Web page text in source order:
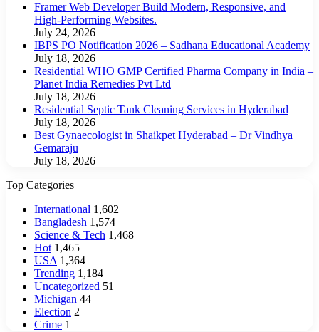
Framer Web Developer Build Modern, Responsive, and
High-Performing Websites.
July 24, 2026
IBPS PO Notification 2026 – Sadhana Educational Academy
July 18, 2026
Residential WHO GMP Certified Pharma Company in India –
Planet India Remedies Pvt Ltd
July 18, 2026
Residential Septic Tank Cleaning Services in Hyderabad
July 18, 2026
Best Gynaecologist in Shaikpet Hyderabad – Dr Vindhya
Gemaraju
July 18, 2026
Top Categories
International 1,602
Bangladesh 1,574
Science & Tech 1,468
Hot 1,465
USA 1,364
Trending 1,184
Uncategorized 51
Michigan 44
Election 2
Crime 1